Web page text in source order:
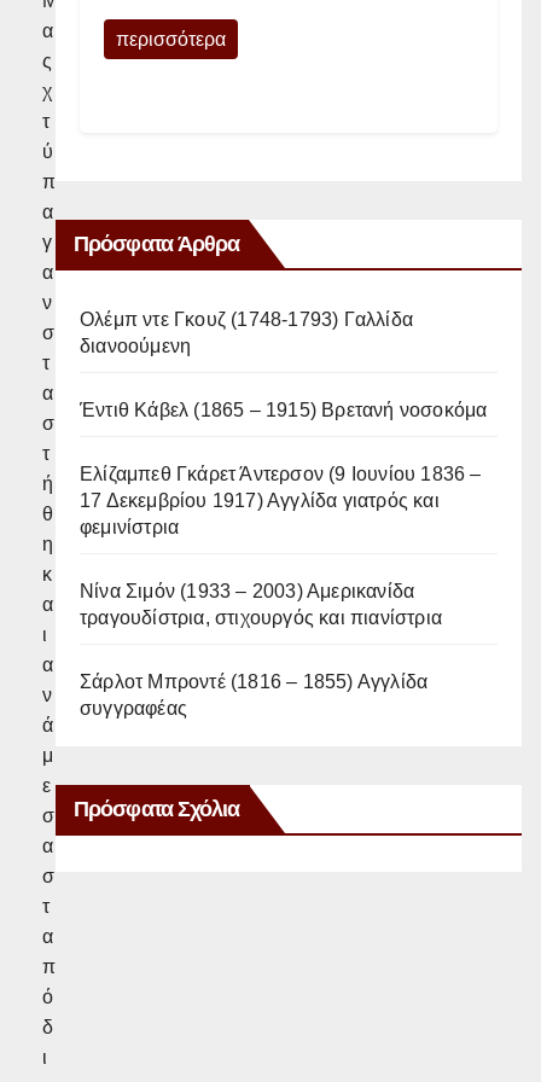
α
ς
χ
τ
ύ
π
α
γ
α
ν
σ
τ
α
σ
τ
ή
θ
η
κ
α
ι
α
ν
ά
μ
ε
σ
α
σ
τ
α
π
ό
δ
ι
περισσότερα
Πρόσφατα Άρθρα
Ολέμπ ντε Γκουζ (1748-1793) Γαλλίδα
διανοούμενη
Έντιθ Κάβελ (1865 – 1915) Βρετανή νοσοκόμα
Ελίζαμπεθ Γκάρετ Άντερσον (9 Ιουνίου 1836 –
17 Δεκεμβρίου 1917) Αγγλίδα γιατρός και
φεμινίστρια
Νίνα Σιμόν (1933 – 2003) Αμερικανίδα
τραγουδίστρια, στιχουργός και πιανίστρια
Σάρλοτ Μπροντέ (1816 – 1855) Αγγλίδα
συγγραφέας
Πρόσφατα Σχόλια